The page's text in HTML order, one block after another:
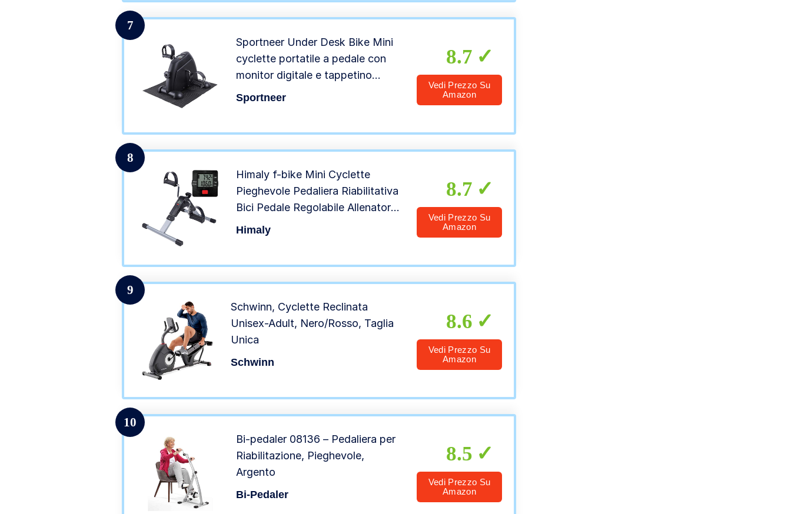
7
Sportneer Under Desk Bike Mini
cyclette portatile a pedale con
monitor digitale e tappetino
antiscivolo, resistenza regolabile,
Sportneer
8.7
Vedi Prezzo Su
Amazon
8
Himaly f-bike Mini Cyclette
Pieghevole Pedaliera Riabilitativa
Bici Pedale Regolabile Allenatore
Braccia e Gambe Fit Bicicletta
Himaly
8.7
Vedi Prezzo Su
Amazon
9
Schwinn, Cyclette Reclinata
Unisex-Adult, Nero/Rosso, Taglia
Unica
Schwinn
8.6
Vedi Prezzo Su
Amazon
10
Bi-pedaler 08136 – Pedaliera per
Riabilitazione, Pieghevole,
Argento
Bi-Pedaler
8.5
Vedi Prezzo Su
Amazon